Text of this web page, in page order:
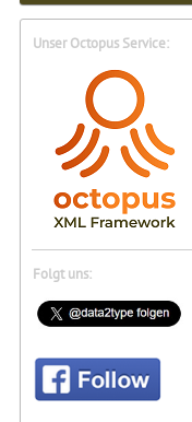
Unser Octopus Service:
Folgt uns: